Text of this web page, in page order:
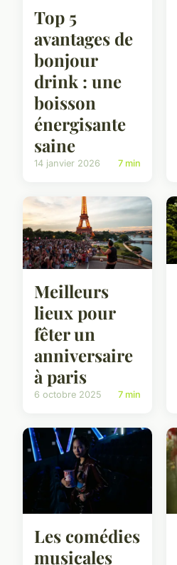
Top 5
avantages de
bonjour
drink : une
boisson
énergisante
saine
14 janvier 2026 7 min
Meilleurs
lieux pour
fêter un
anniversaire
à paris
6 octobre 2025 7 min
Les comédies
musicales